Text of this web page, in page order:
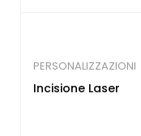
PERSONALIZZAZIONI
Incisione Laser